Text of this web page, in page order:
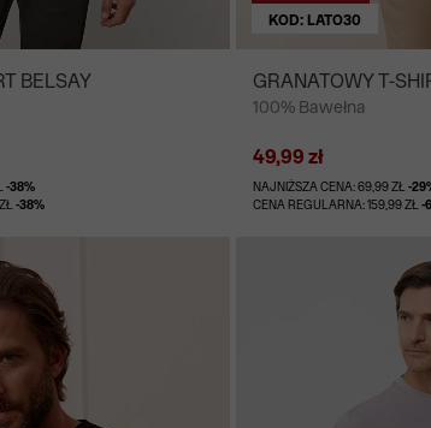
BELSAY
-38%
-38%
KOD: LATO30
GRANATOWY T-
100% Bawełna
49,99 zł
NAJNIŻSZA CENA: 69,99 ZŁ-
CENA REGULARNA: 159,99 ZŁ-